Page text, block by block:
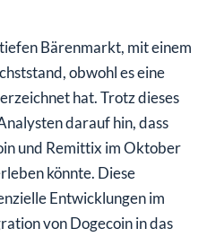
Bärenmarkt, mit einem
obwohl es eine
hat. Trotz dieses
darauf hin, dass
und Remittix im Oktober
könnte. Diese
Entwicklungen im
von Dogecoin in das